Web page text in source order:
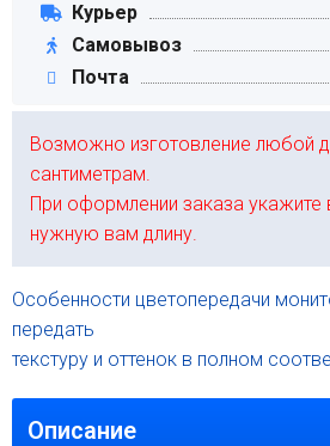
Курьер
Самовывоз
Почта
Возможно изготовление любой
сантиметрам.
При оформлении заказа укажите
нужную вам длину.
Особенности цветопередачи
передать
текстуру и оттенок в полном
Описание